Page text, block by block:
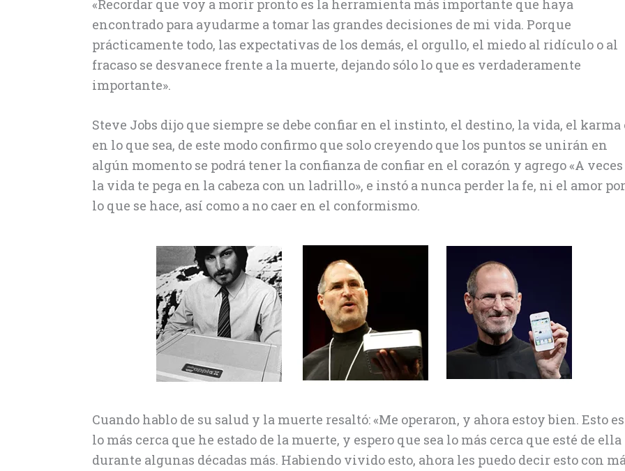
«Recordar que voy a morir pronto es la herramienta más importante que haya
encontrado para ayudarme a tomar las grandes decisiones de mi vida. Porque
prácticamente todo, las expectativas de los demás, el orgullo, el miedo al ridículo o al
fracaso se desvanece frente a la muerte, dejando sólo lo que es verdaderamente
importante».
Steve Jobs dijo que siempre se debe confiar en el instinto, el destino, la vida, el karma
en lo que sea, de este modo confirmo que solo creyendo que los puntos se unirán en
algún momento se podrá tener la confianza de confiar en el corazón y agrego «A veces
la vida te pega en la cabeza con un ladrillo», e instó a nunca perder la fe, ni el amor por
lo que se hace, así como a no caer en el conformismo.
Cuando hablo de su salud y la muerte resaltó: «Me operaron, y ahora estoy bien. Esto es
lo más cerca que he estado de la muerte, y espero que sea lo más cerca que esté de ella
durante algunas décadas más. Habiendo vivido esto, ahora les puedo decir esto con